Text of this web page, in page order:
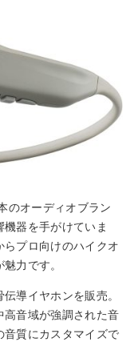
のオーディオブラン
機器を手がけていま
プロ向けのハイクオ
力です。
導イヤホンを販売。
高音域が強調された音
音質にカスタマイズで